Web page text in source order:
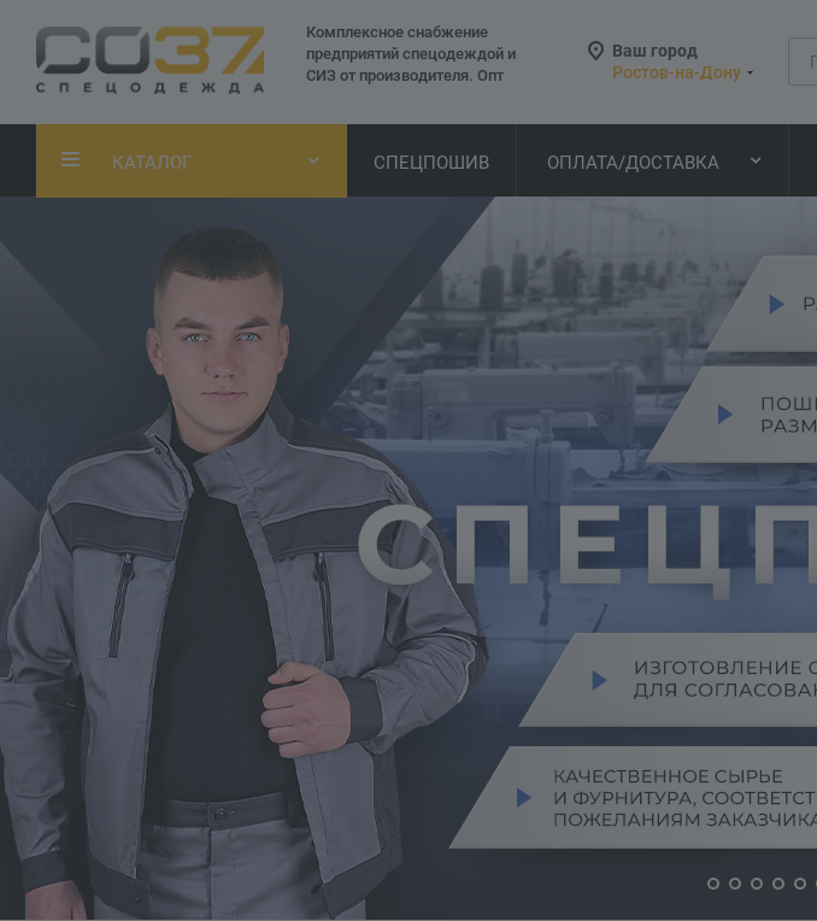
Комплексное снабжение
предприятий спецодеждой и
СИЗ от производителя. Опт
Ваш город
Ростов-на-Дону
КАТАЛОГ СПЕЦПОШИВ ОПЛАТА/ДОСТАВКА